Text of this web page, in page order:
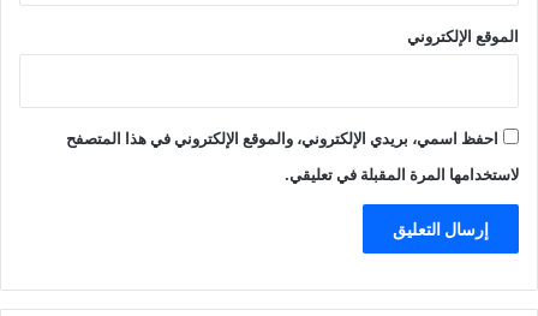
الموقع الإلكتروني
احفظ اسمي، بريدي الإلكتروني، والموقع الإلكتروني في هذا المتصفح
لاستخدامها المرة المقبلة في تعليقي.